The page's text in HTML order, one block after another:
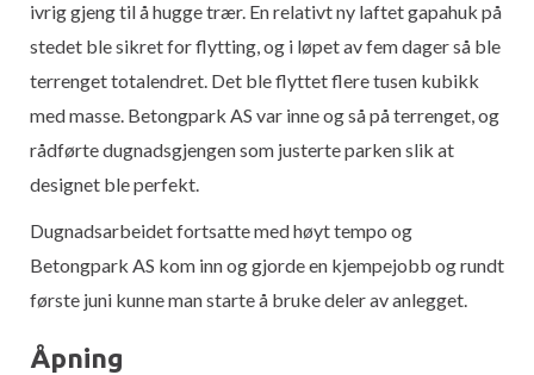
ivrig gjeng til å hugge trær. En relativt ny laftet gapahuk på
stedet ble sikret for flytting, og i løpet av fem dager så ble
terrenget totalendret. Det ble flyttet flere tusen kubikk
med masse. Betongpark AS var inne og så på terrenget, og
rådførte dugnadsgjengen som justerte parken slik at
designet ble perfekt.
Dugnadsarbeidet fortsatte med høyt tempo og
Betongpark AS kom inn og gjorde en kjempejobb og rundt
første juni kunne man starte å bruke deler av anlegget.
Åpning